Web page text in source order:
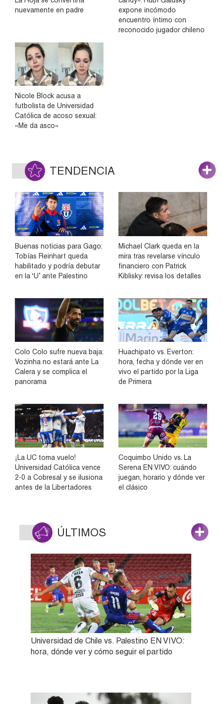
nuevamente en padre
expone incómodo
encuentro íntimo con
reconocido jugador chileno
Nicole Block acusa a
futbolista de Universidad
Católica de acoso sexual:
«Me da asco»
TENDENCIA
Buenas noticias para Gago:
Tobías Reinhart queda
habilitado y podría debutar
en la ‘U’ ante Palestino
Michael Clark queda en la
mira tras revelarse vínculo
financiero con Patrick
Kiblisky: revisa los detalles
Colo Colo sufre nueva baja:
Vozinha no estará ante La
Calera y se complica el
panorama
Huachipato vs. Everton:
hora, fecha y dónde ver en
vivo el partido por la Liga
de Primera
¡La UC toma vuelo!
Universidad Católica vence
2-0 a Cobresal y se ilusiona
antes de la Libertadores
Coquimbo Unido vs. La
Serena EN VIVO: cuándo
juegan, horario y dónde ver
el clásico
ÚLTIMOS
Universidad de Chile vs. Palestino EN VIVO:
hora, dónde ver y cómo seguir el partido